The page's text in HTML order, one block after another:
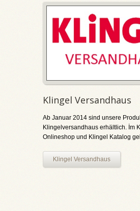
Klingel Versandhaus
Ab Januar 2014 sind unsere
Klingelversandhaus erhältlich. İm
Onlineshop und Klingel Katalog
Klingel Versandhaus